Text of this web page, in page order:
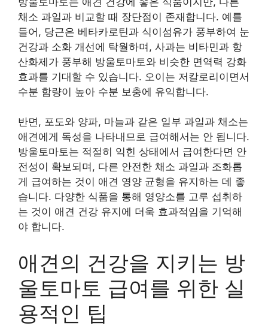
채소 과일과 비교할 때 장단점이 존재합니다. 예를
들어, 당근은 베타카로틴과 식이섬유가 풍부하여 눈
건강과 소화 개선에 탁월하며, 사과는 비타민과 항
산화제가 풍부해 방울토마토와 비슷한 면역력 강화
효과를 기대할 수 있습니다. 오이는 저칼로리이면서
수분 함량이 높아 수분 보충에 유익합니다.
반면, 포도와 양파, 마늘과 같은 일부 과일과 채소는
애견에게 독성을 나타내므로 급여해서는 안 됩니다.
방울토마토는 적절히 익힌 상태에서 급여한다면 안
전성이 확보되며, 다른 안전한 채소 과일과 조화롭
게 급여하는 것이 애견 영양 균형을 유지하는 데 좋
습니다. 다양한 식품을 통해 영양소를 고루 섭취하
는 것이 애견 건강 유지에 더욱 효과적임을 기억해
야 합니다.
애견의 건강을 지키는 방
울토마토 급여를 위한 실
용적인 팁